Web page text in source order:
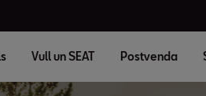
Vull un SEAT Postvenda